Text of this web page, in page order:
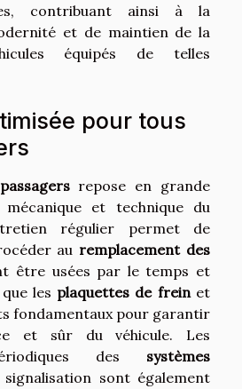
contribuant ainsi à la
et de maintien de la
équipés de telles
pour tous
repose en grande
et technique du
régulier permet de
au remplacement des
être usées par le temps et
les plaquettes de freinet
fondamentaux pour garantir
et sûr du véhicule. Les
des systèmes
sont également